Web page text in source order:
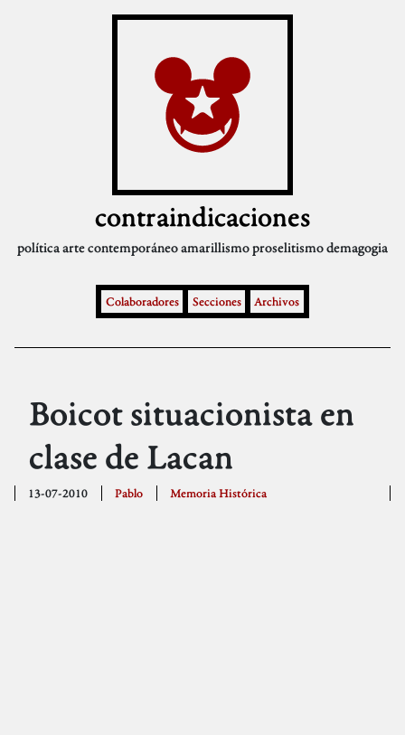
contraindicaciones
políticaarte contemporáneoamarillismoproselitismodemagogia
Colaboradores Secciones Archivos
Boicot situacionista en
clase de Lacan
13-07-2010 Pablo Memoria Histórica